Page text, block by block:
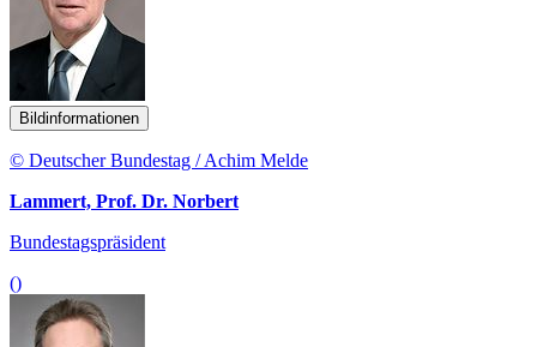
Bildinformationen
© Deutscher Bundestag / Achim Melde
Lammert, Prof. Dr. Norbert
Bundestagspräsident
()